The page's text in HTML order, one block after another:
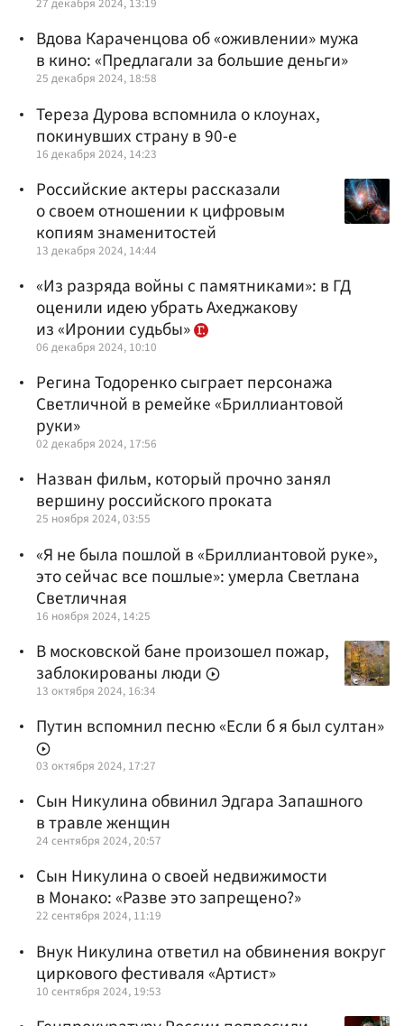
Вдова Караченцова об «оживлении» мужа
в кино: «Предлагали за большие деньги»
25 декабря 2024, 18:58
Тереза Дурова вспомнила о клоунах,
покинувших страну в 90-е
16 декабря 2024, 14:23
Российские актеры рассказали
о своем отношении к цифровым
копиям знаменитостей
13 декабря 2024, 14:44
«Из разряда войны с памятниками»: в ГД
оценили идею убрать Ахеджакову
из «Иронии судьбы»
06 декабря 2024, 10:10
Регина Тодоренко сыграет персонажа
Светличной в ремейке «Бриллиантовой
руки»
02 декабря 2024, 17:56
Назван фильм, который прочно занял
вершину российского проката
25 ноября 2024, 03:55
«Я не была пошлой в «Бриллиантовой руке»,
это сейчас все пошлые»: умерла Светлана
Светличная
16 ноября 2024, 14:25
В московской бане произошел пожар,
заблокированы люди
13 октября 2024, 16:34
Путин вспомнил песню «Если б я был султан»
03 октября 2024, 17:27
Cын Никулина обвинил Эдгара Запашного
в травле женщин
24 сентября 2024, 20:57
Сын Никулина о своей недвижимости
в Монако: «Разве это запрещено?»
22 сентября 2024, 11:19
Внук Никулина ответил на обвинения вокруг
циркового фестиваля «Артист»
10 сентября 2024, 19:53